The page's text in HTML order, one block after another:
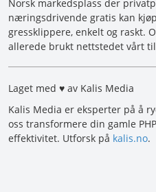
Norsk markedsplass der
næringsdrivende gratis kan
gressklippere, enkelt og raskt.
allerede brukt nettstedet vårt
Laget med ♥ av Kalis Media
Kalis Media er eksperter på å
oss transformere din gamle
effektivitet. Utforsk på kalis.no.